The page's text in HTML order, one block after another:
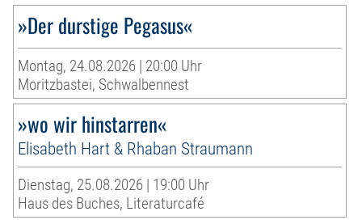
»Der durstige Pegasus«
Montag, 24.08.2026 | 20:00 Uhr
Moritzbastei, Schwalbennest
»wo wir hinstarren«
Elisabeth Hart & Rhaban Straumann
Dienstag, 25.08.2026 | 19:00 Uhr
Haus des Buches, Literaturcafé